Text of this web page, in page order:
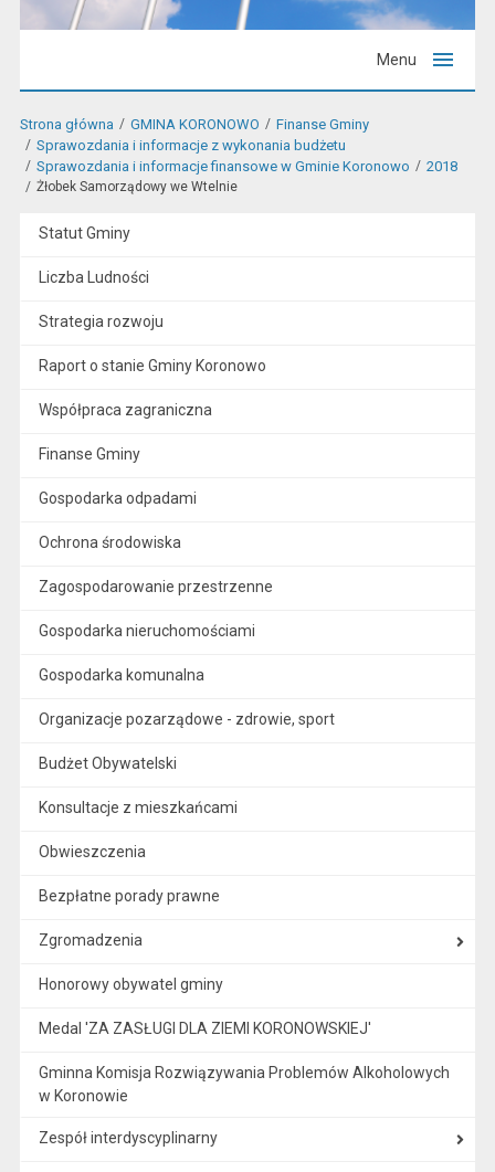
Menu
Strona główna GMINA KORONOWO
Finanse Gminy
Sprawozdania i informacje z wykonania budżetu
Sprawozdania i informacje finansowe w Gminie Koronowo
2018
Żłobek Samorządowy we Wtelnie
Statut Gminy
Liczba Ludności
Strategia rozwoju
Raport o stanie Gminy Koronowo
Współpraca zagraniczna
Finanse Gminy
Gospodarka odpadami
Ochrona środowiska
Zagospodarowanie przestrzenne
Gospodarka nieruchomościami
Gospodarka komunalna
Organizacje pozarządowe - zdrowie, sport
Budżet Obywatelski
Konsultacje z mieszkańcami
Obwieszczenia
Bezpłatne porady prawne
Zgromadzenia
Honorowy obywatel gminy
Medal 'ZA ZASŁUGI DLA ZIEMI KORONOWSKIEJ'
Gminna Komisja Rozwiązywania Problemów Alkoholowych
w Koronowie
Zespół interdyscyplinarny